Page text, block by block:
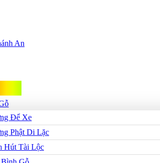
Để Xe
Phật Di Lặc
Hút Tài Lộc